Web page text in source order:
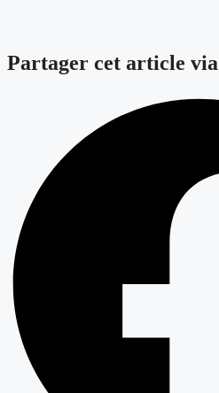
Partager cet article via